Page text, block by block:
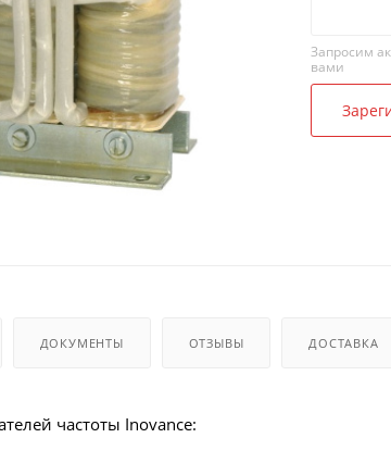
Запросим
вами
ДОКУМЕНТЫ ОТЗЫВЫ ДОСТАВКА
частоты Inovance: